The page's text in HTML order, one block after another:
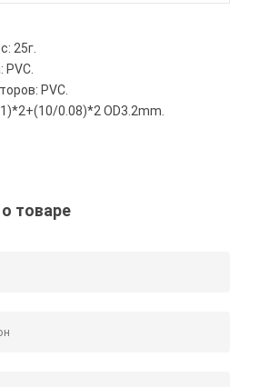
25г.
PVC.
0.08)*2 OD3.2mm.
товаре